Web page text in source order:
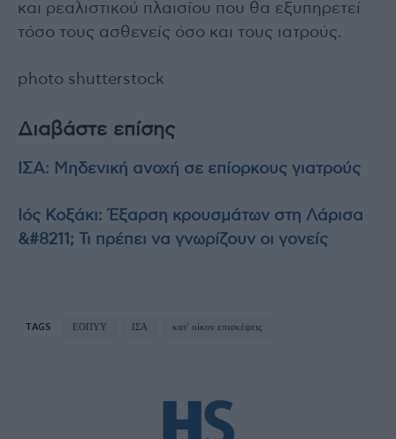
και ρεαλιστικού πλαισίου που θα εξυπηρετεί
τόσο τους ασθενείς όσο και τους ιατρούς.
photo shutterstock
Διαβάστε επίσης
ΙΣΑ: Μηδενική ανοχή σε επίορκους γιατρούς
Ιός Κοξάκι: Έξαρση κρουσμάτων στη Λάρισα
&#8211; Τι πρέπει να γνωρίζουν οι γονείς
TAGS ΕΟΠΥΥ ΙΣΑ κατ’ οίκον επισκέψεις